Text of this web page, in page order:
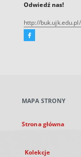
Odwiedź nas!
http://buk.ujk.edu.pl/
Facebook
karcie
MAPA STRONY
Strona główna
Kolekcje